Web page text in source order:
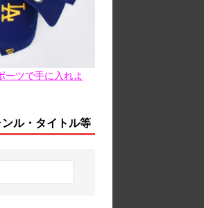
ーツで手に入れよ
ル・タイトル等